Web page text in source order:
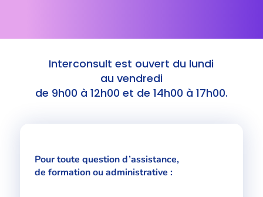
Interconsult est ouvert du lundi
au vendredi
de 9h00 à 12h00 et de 14h00 à 17h00.
Pour toute question d’assistance,
de formation ou administrative :